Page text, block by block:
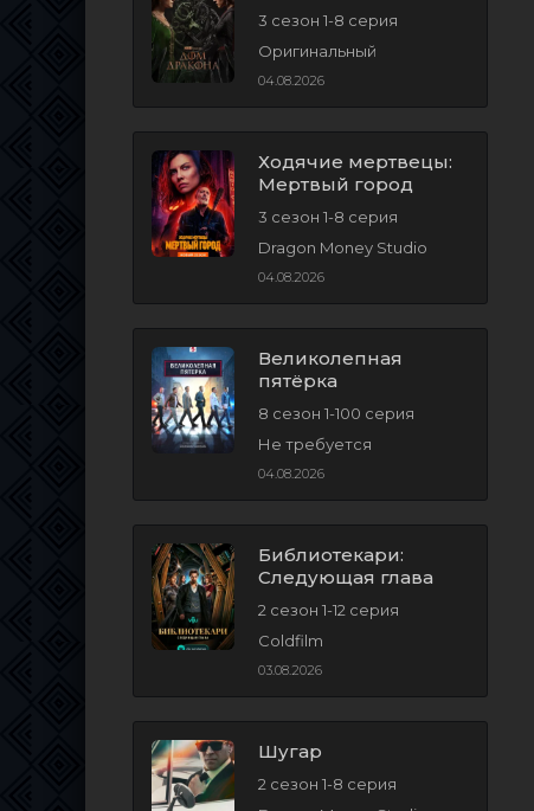
3 сезон 1-8 серия
Оригинальный
04.08.2026
Ходячие мертвецы:
Мертвый город
3 сезон 1-8 серия
Dragon Money Studio
04.08.2026
Великолепная
пятёрка
8 сезон 1-100 серия
Не требуется
04.08.2026
Библиотекари:
Следующая глава
2 сезон 1-12 серия
Coldfilm
03.08.2026
Шугар
2 сезон 1-8 серия